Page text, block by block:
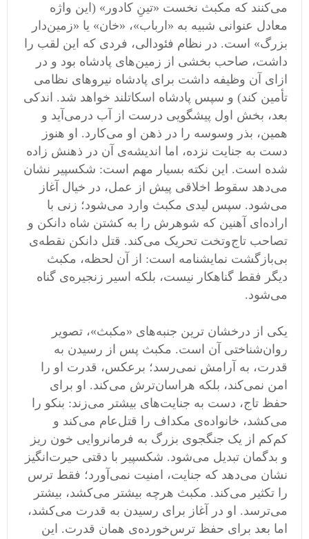
می‌کنند که مکبث نخست «تینِ کادور» (این واژه
معادل عنوانی شبیه به «ارباب»، «خان» یا «زمین‌دار
بزرگ» است. در نظام فئودالی، فردی که این لقب را
داشت، صاحب بخشی از زمین‌های پادشاه بود و در
ازای آن وظیفه داشت برای پادشاه نیروهای نظامی
تأمین کند) و سپس پادشاه اسکاتلند خواهد شد. اندکی
بعد، بخش اول پیشگویی درست از آب درمی‌آید و
همین، بذر وسوسه را در ذهن او می‌کارد. او هنوز
دست به جنایت نزده، اما اندیشه‌ی آن در ذهنش زاده
شده است. این نکته بسیار مهم است: شکسپیر نشان
می‌دهد سقوط اخلاقی پیش از عمل، در خیال آغاز
می‌شود. سپس لیدی مکبث وارد می‌شود؛ زنی با
اراده‌ای آهنین که شوهرش را به کشتن شاه دانکن و
تصاحب تاج‌وتخت تحریک می‌کند. قتل دانکن نقطه‌ی
بی‌بازگشت نمایشنامه است: از آن لحظه، مکبث
دیگر فقط گناهکار نیست، بلکه اسیر زنجیره‌ی گناه
می‌شود.
یکی از درخشان ‌ترین جنبه‌های «مکبث»، تصویر
روان‌شناختی آن است. مکبث پس از رسیدن به
قدرت، به آرامش نمی‌رسد؛ برعکس، قدرت او را
امن نمی‌کند، بلکه هراسان‌ترش می‌کند. او برای
حفظ تاج، دست به جنایت‌های بیشتر می‌زند: بنکو را
می‌کشد، خانواده‌ی مکداف را قتل‌عام می‌کند و
کم‌کم از یک جنگجوی بزرگ به فرمانروایی خون ‌ریز
و بدگمان تبدیل می‌شود. شکسپیر با دقتی حیرت‌انگیز
نشان می‌دهد که جنایت، امنیت نمی‌آورد؛ فقط ترس
را تکثیر می‌کند. مکبث هرچه بیشتر می‌کشد، بیشتر
می‌ترسد. او در آغاز برای رسیدن به قدرت می‌کشد،
اما بعد برای حفظ ترس‌خورده‌ی همان قدرت. این